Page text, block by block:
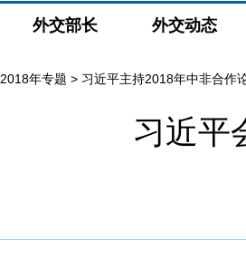
外交部长 外交动态
2018年专题 > 习近平主持2018年中非合作
习近平